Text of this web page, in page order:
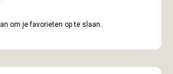
om je favorieten op te slaan.